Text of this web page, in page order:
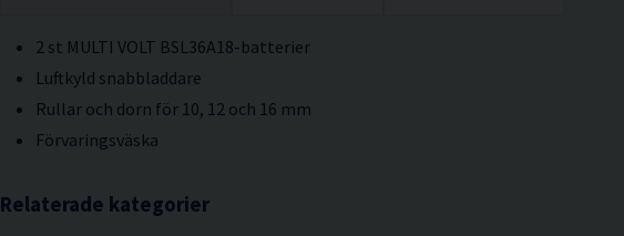
2 st MULTI VOLT BSL36A18-batterier
Luftkyld snabbladdare
Rullar och dorn för 10, 12 och 16 mm
Förvaringsväska
Relaterade kategorier